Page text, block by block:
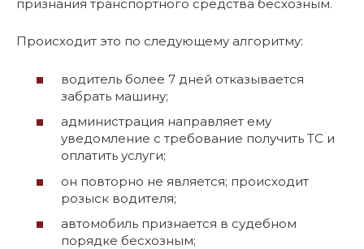
признания транспортного средства бесхозным.
Происходит это по следующему алгоритму:
водитель более 7 дней отказывается
забрать машину;
администрация направляет ему
уведомление с требование получить ТС и
оплатить услуги;
он повторно не является; происходит
розыск водителя;
автомобиль признается в судебном
порядке бесхозным;